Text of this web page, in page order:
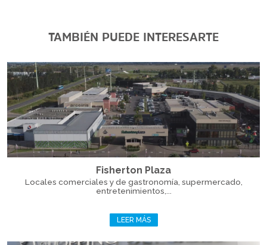
TAMBIÉN PUEDE INTERESARTE
Fisherton Plaza
Locales comerciales y de gastronomía, supermercado,
entretenimientos,...
LEER MÁS